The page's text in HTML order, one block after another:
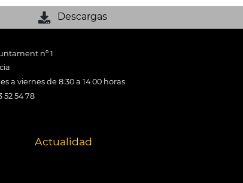
Descargas
nº 1
a viernes de 8:30 a 14:00 horas
52 54 78
Actualidad